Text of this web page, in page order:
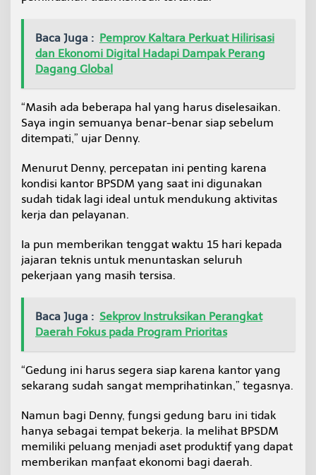
l
i
t
a
n
b
i
h
a
k
Baca Juga : Pemprov Kaltara Perkuat Hilirisasi
dan Ekonomi Digital Hadapi Dampak Perang
Dagang Global
“Masih ada beberapa hal yang harus diselesaikan.
Saya ingin semuanya benar-benar siap sebelum
ditempati,” ujar Denny.
Menurut Denny, percepatan ini penting karena
kondisi kantor BPSDM yang saat ini digunakan
sudah tidak lagi ideal untuk mendukung aktivitas
kerja dan pelayanan.
Ia pun memberikan tenggat waktu 15 hari kepada
jajaran teknis untuk menuntaskan seluruh
pekerjaan yang masih tersisa.
Baca Juga : Sekprov Instruksikan Perangkat
Daerah Fokus pada Program Prioritas
“Gedung ini harus segera siap karena kantor yang
sekarang sudah sangat memprihatinkan,” tegasnya.
Namun bagi Denny, fungsi gedung baru ini tidak
hanya sebagai tempat bekerja. Ia melihat BPSDM
memiliki peluang menjadi aset produktif yang dapat
memberikan manfaat ekonomi bagi daerah.